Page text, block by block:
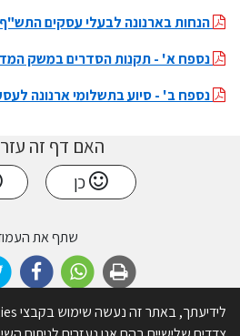
הנחות בארנונה לבעלי עסקים התש"ף 2020
נספח א' - תקנות הסדרים במשק
נספח ב' - סיוע בתשלומי ארנונה
האם דף זה
כן
שתף את